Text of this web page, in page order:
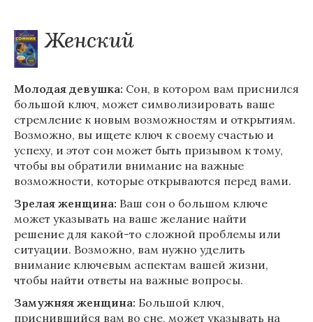
Женский
Молодая девушка: Сон, в котором вам приснился
большой ключ, может символизировать ваше
стремление к новым возможностям и открытиям.
Возможно, вы ищете ключ к своему счастью и
успеху, и этот сон может быть призывом к тому,
чтобы вы обратили внимание на важные
возможности, которые открываются перед вами.
Зрелая женщина: Ваш сон о большом ключе
может указывать на ваше желание найти
решение для какой-то сложной проблемы или
ситуации. Возможно, вам нужно уделить
внимание ключевым аспектам вашей жизни,
чтобы найти ответы на важные вопросы.
Замужняя женщина: Большой ключ,
приснившийся вам во сне, может указывать на